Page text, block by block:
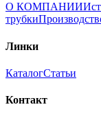
О КОМПАНИИ
трубки
Линки
КаталогСтатьи
Контакт